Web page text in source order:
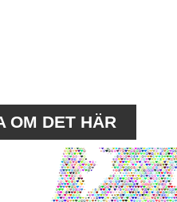
OM DET HÄR